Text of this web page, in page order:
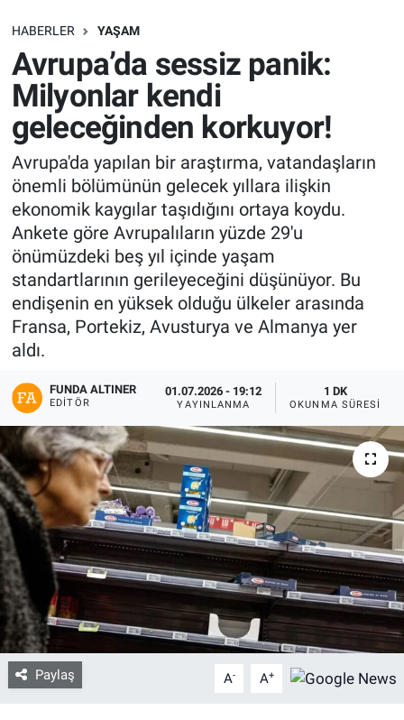
HABERLER YAŞAM
Avrupa’da sessiz panik:
Milyonlar kendi
geleceğinden korkuyor!
Avrupa'da yapılan bir araştırma, vatandaşların
önemli bölümünün gelecek yıllara ilişkin
ekonomik kaygılar taşıdığını ortaya koydu.
Ankete göre Avrupalıların yüzde 29'u
önümüzdeki beş yıl içinde yaşam
standartlarının gerileyeceğini düşünüyor. Bu
endişenin en yüksek olduğu ülkeler arasında
Fransa, Portekiz, Avusturya ve Almanya yer
aldı.
FUNDA ALTINER
EDITÖR
01.07.2026 - 19:12
YAYINLANMA
1 DK
OKUNMA SÜRESI
Paylaş A- A+
SAĞLIK
EKONOMİ
EĞİTİM
ÖZEL HABER
Keşfet
ASTROLOJİ
MANŞET
İLAN
Bize ulaşın
İletişim/Künye
Yaşam
Gözden Kaçmasın
İletişim (Künye)